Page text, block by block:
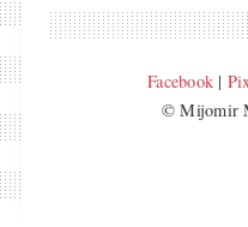
Facebook |
© Mijomir